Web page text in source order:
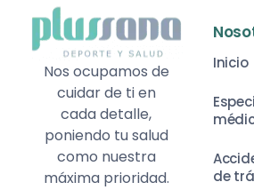
Nos ocupamos de
cuidar de ti en
cada detalle,
poniendo tu salud
como nuestra
máxima prioridad.
Inicio
de